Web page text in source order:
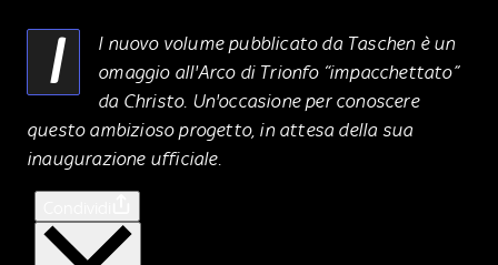
I
l nuovo volume pubblicato da Taschen è un
omaggio all'Arco di Trionfo “impacchettato”
da Christo. Un'occasione per conoscere
questo ambizioso progetto, in attesa della sua
inaugurazione ufficiale.